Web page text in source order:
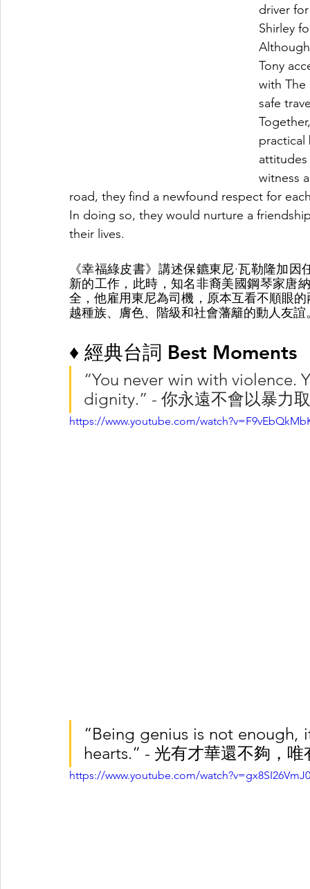
driver
Shirley
Tony
with
safe
witness
road, they find a newfound respect for
In doing so, they would nurture a
their lives.
《幸福綠皮書》講述保鑣東尼·瓦勒隆加
新的工作，此時，知名非裔美國鋼琴家唐
全，他雇用東尼為司機，原本互看不順眼
越種族、膚色、階級和社會藩籬的動人友誼
♦ 經典台詞 Best Moments
“You never win with violence.
dignity.” - 你永遠不會以暴力
https://www.youtube.com/
“Being genius is not enough,
hearts.” - 光有才華還不夠，
https://www.youtube.com/watch?v=gx8SI26VmJ0